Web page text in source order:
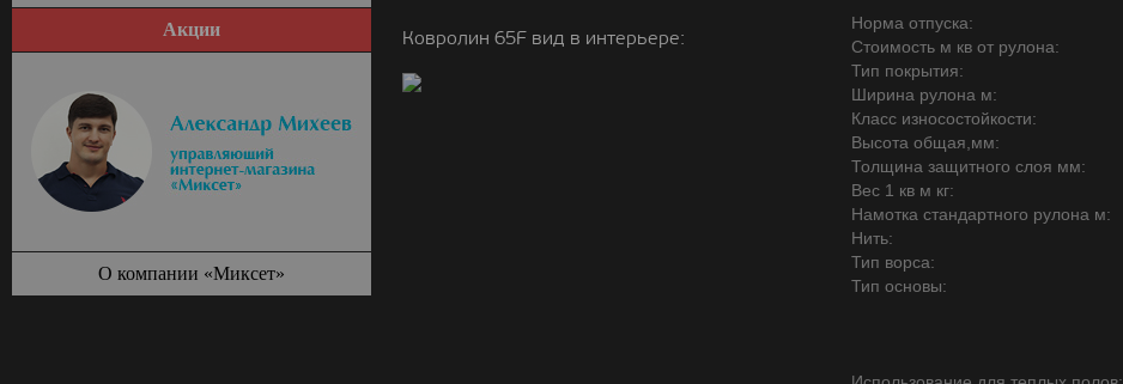
Ковролин 65F вид в интерьере:
Норма отпуска:
Стоимость м кв от рулона:
Тип покрытия:
Ширина рулона м:
Класс износостойкости:
Высота общая,мм:
Толщина защитного слоя мм:
Вес 1 кв м кг:
Намотка стандартного рулона м:
Нить:
Тип ворса:
Тип основы:
Акции
О компании «Миксет»